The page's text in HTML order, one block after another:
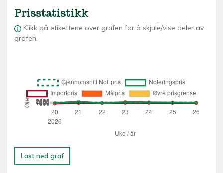
Prisstatistikk
Klikk på etikettene over grafen for å skjule/vise deler av
grafen.
Last ned graf